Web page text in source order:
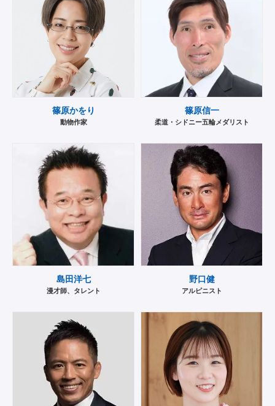
篠原かをり
動物作家
篠原信一
柔道・シドニー五輪メダリスト
島田洋七
漫才師、タレント
野口健
アルピニスト